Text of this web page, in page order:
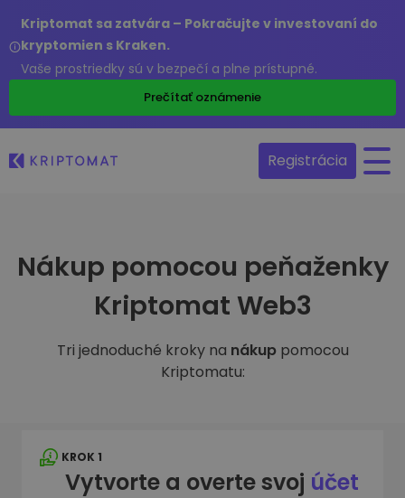
Kriptomat sa zatvára – Pokračujte v investovaní do
kryptomien s Kraken.
Vaše prostriedky sú v bezpečí a plne prístupné.
Prečítať oznámenie
Registrácia
Nákup pomocou peňaženky
Kriptomat Web3
Tri jednoduché kroky na nákup pomocou
Kriptomatu:
KROK 1
Vytvorte a overte svoj účet